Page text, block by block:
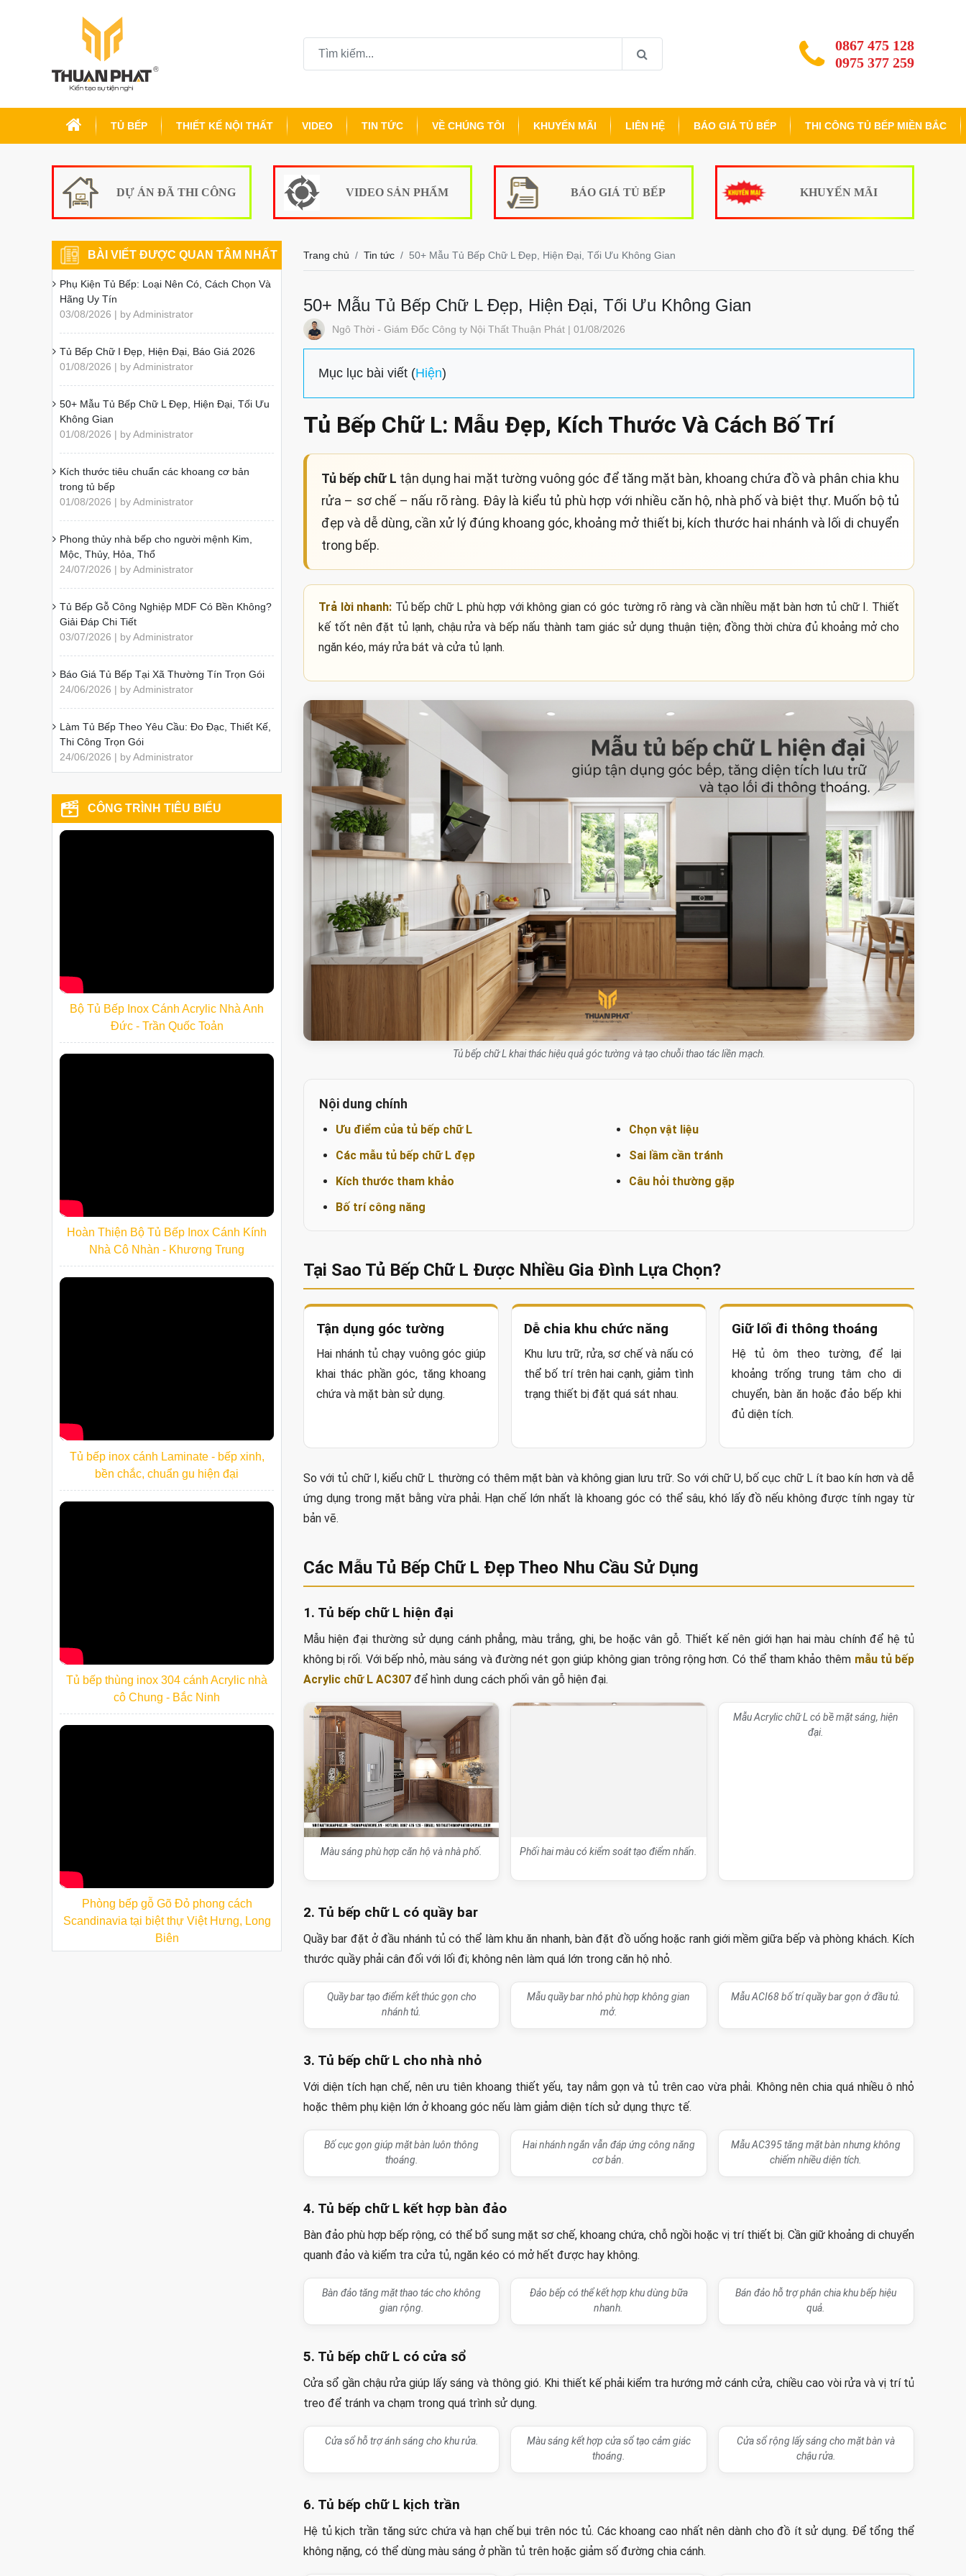
0867 475 128
0975 377 259
TỦ BẾP THIẾT KẾ NỘI THẤT VIDEO TIN TỨC VỀ CHÚNG TÔI KHUYẾN MÃI LIÊN HỆ BÁO GIÁ TỦ BẾP THI CÔNG TỦ BẾP MIỀN BẮC
DỰ ÁN ĐÃ THI CÔNG VIDEO SẢN PHẨM BÁO GIÁ TỦ BẾP KHUYẾN MÃI
Trang chủ Tin tức 50+ Mẫu Tủ Bếp Chữ L Đẹp, Hiện Đại, Tối Ưu Không Gian
50+ Mẫu Tủ Bếp Chữ L Đẹp, Hiện Đại, Tối Ưu Không Gian
Ngô Thời - Giám Đốc Công ty Nội Thất Thuận Phát | 01/08/2026
Mục lục bài viết (Hiện)
Tủ Bếp Chữ L: Mẫu Đẹp, Kích Thước Và Cách Bố Trí
Tủ bếp chữ L tận dụng hai mặt tường vuông góc để tăng mặt bàn, khoang chứa đồ và phân chia khu
rửa – sơ chế – nấu rõ ràng. Đây là kiểu tủ phù hợp với nhiều căn hộ, nhà phố và biệt thự. Muốn bộ tủ
đẹp và dễ dùng, cần xử lý đúng khoang góc, khoảng mở thiết bị, kích thước hai nhánh và lối di chuyển
trong bếp.
Trả lời nhanh: Tủ bếp chữ L phù hợp với không gian có góc tường rõ ràng và cần nhiều mặt bàn hơn tủ chữ I. Thiết
kế tốt nên đặt tủ lạnh, chậu rửa và bếp nấu thành tam giác sử dụng thuận tiện; đồng thời chừa đủ khoảng mở cho
ngăn kéo, máy rửa bát và cửa tủ lạnh.
Tủ bếp chữ L khai thác hiệu quả góc tường và tạo chuỗi thao tác liền mạch.
Nội dung chính
Ưu điểm của tủ bếp chữ L
Các mẫu tủ bếp chữ L đẹp
Kích thước tham khảo
Bố trí công năng
Chọn vật liệu
Sai lầm cần tránh
Câu hỏi thường gặp
Tại Sao Tủ Bếp Chữ L Được Nhiều Gia Đình Lựa Chọn?
Tận dụng góc tường
Hai nhánh tủ chạy vuông góc giúp
khai thác phần góc, tăng khoang
chứa và mặt bàn sử dụng.
Dễ chia khu chức năng
Khu lưu trữ, rửa, sơ chế và nấu có
thể bố trí trên hai cạnh, giảm tình
trạng thiết bị đặt quá sát nhau.
Giữ lối đi thông thoáng
Hệ tủ ôm theo tường, để lại
khoảng trống trung tâm cho di
chuyển, bàn ăn hoặc đảo bếp khi
đủ diện tích.
So với tủ chữ I, kiểu chữ L thường có thêm mặt bàn và không gian lưu trữ. So với chữ U, bố cục chữ L ít bao kín hơn và dễ
ứng dụng trong mặt bằng vừa phải. Hạn chế lớn nhất là khoang góc có thể sâu, khó lấy đồ nếu không được tính ngay từ
bản vẽ.
Các Mẫu Tủ Bếp Chữ L Đẹp Theo Nhu Cầu Sử Dụng
1. Tủ bếp chữ L hiện đại
Mẫu hiện đại thường sử dụng cánh phẳng, màu trắng, ghi, be hoặc vân gỗ. Thiết kế nên giới hạn hai màu chính để hệ tủ
không bị rối. Với bếp nhỏ, màu sáng và đường nét gọn giúp không gian trông rộng hơn. Có thể tham khảo thêm mẫu tủ bếp
Acrylic chữ L AC307 để hình dung cách phối vân gỗ hiện đại.
Màu sáng phù hợp căn hộ và nhà phố. Phối hai màu có kiểm soát tạo điểm nhấn.
2. Tủ bếp chữ L có quầy bar
Quầy bar đặt ở đầu nhánh tủ có thể làm khu ăn nhanh, bàn đặt đồ uống hoặc ranh giới mềm giữa bếp và phòng khách. Kích
Quầy bar tạo điểm kết thúc gọn cho
Mẫu quầy bar nhỏ phù hợp không gian
3. Tủ bếp chữ L cho nhà nhỏ
Với diện tích hạn chế, nên ưu tiên khoang thiết yếu, tay nắm gọn và tủ trên cao vừa phải. Không nên chia quá nhiều ô nhỏ
Bố cục gọn giúp mặt bàn luôn thông
Hai nhánh ngắn vẫn đáp ứng công năng
Mẫu AC395 tăng mặt bàn nhưng không
4. Tủ bếp chữ L kết hợp bàn đảo
Bàn đảo phù hợp bếp rộng, có thể bổ sung mặt sơ chế, khoang chứa, chỗ ngồi hoặc vị trí thiết bị. Cần giữ khoảng di chuyển
Bàn đảo tăng mặt thao tác cho không
Đảo bếp có thể kết hợp khu dùng bữa
Bán đảo hỗ trợ phân chia khu bếp hiệu
5. Tủ bếp chữ L có cửa sổ
Cửa sổ gần chậu rửa giúp lấy sáng và thông gió. Khi thiết kế phải kiểm tra hướng mở cánh cửa, chiều cao vòi rửa và vị trí tủ
Màu sáng kết hợp cửa sổ tạo cảm giác
Cửa sổ rộng lấy sáng cho mặt bàn và
6. Tủ bếp chữ L kịch trần
Hệ tủ kịch trần tăng sức chứa và hạn chế bụi trên nóc tủ. Các khoang cao nhất nên dành cho đồ ít sử dụng. Để tổng thể
BÀI VIẾT ĐƯỢC QUAN TÂM NHẤT
Phụ Kiện Tủ Bếp: Loại Nên Có, Cách Chọn Và
Hãng Uy Tín
03/08/2026 | by Administrator
Tủ Bếp Chữ I Đẹp, Hiện Đại, Báo Giá 2026
01/08/2026 | by Administrator
50+ Mẫu Tủ Bếp Chữ L Đẹp, Hiện Đại, Tối Ưu
Không Gian
01/08/2026 | by Administrator
Kích thước tiêu chuẩn các khoang cơ bản
trong tủ bếp
01/08/2026 | by Administrator
Phong thủy nhà bếp cho người mệnh Kim,
Mộc, Thủy, Hỏa, Thổ
24/07/2026 | by Administrator
Tủ Bếp Gỗ Công Nghiệp MDF Có Bền Không?
Giải Đáp Chi Tiết
03/07/2026 | by Administrator
Báo Giá Tủ Bếp Tại Xã Thường Tín Trọn Gói
24/06/2026 | by Administrator
Làm Tủ Bếp Theo Yêu Cầu: Đo Đạc, Thiết Kế,
Thi Công Trọn Gói
24/06/2026 | by Administrator
CÔNG TRÌNH TIÊU BIỂU
Bộ Tủ Bếp Inox Cánh Acrylic Nhà Anh
Đức - Trần Quốc Toản
Hoàn Thiện Bộ Tủ Bếp Inox Cánh Kính
Nhà Cô Nhàn - Khương Trung
Tủ bếp inox cánh Laminate - bếp xinh,
bền chắc, chuẩn gu hiện đại
Tủ bếp thùng inox 304 cánh Acrylic nhà
cô Chung - Bắc Ninh
Phòng bếp gỗ Gõ Đỏ phong cách
Scandinavia tại biệt thự Việt Hưng, Long
Biên